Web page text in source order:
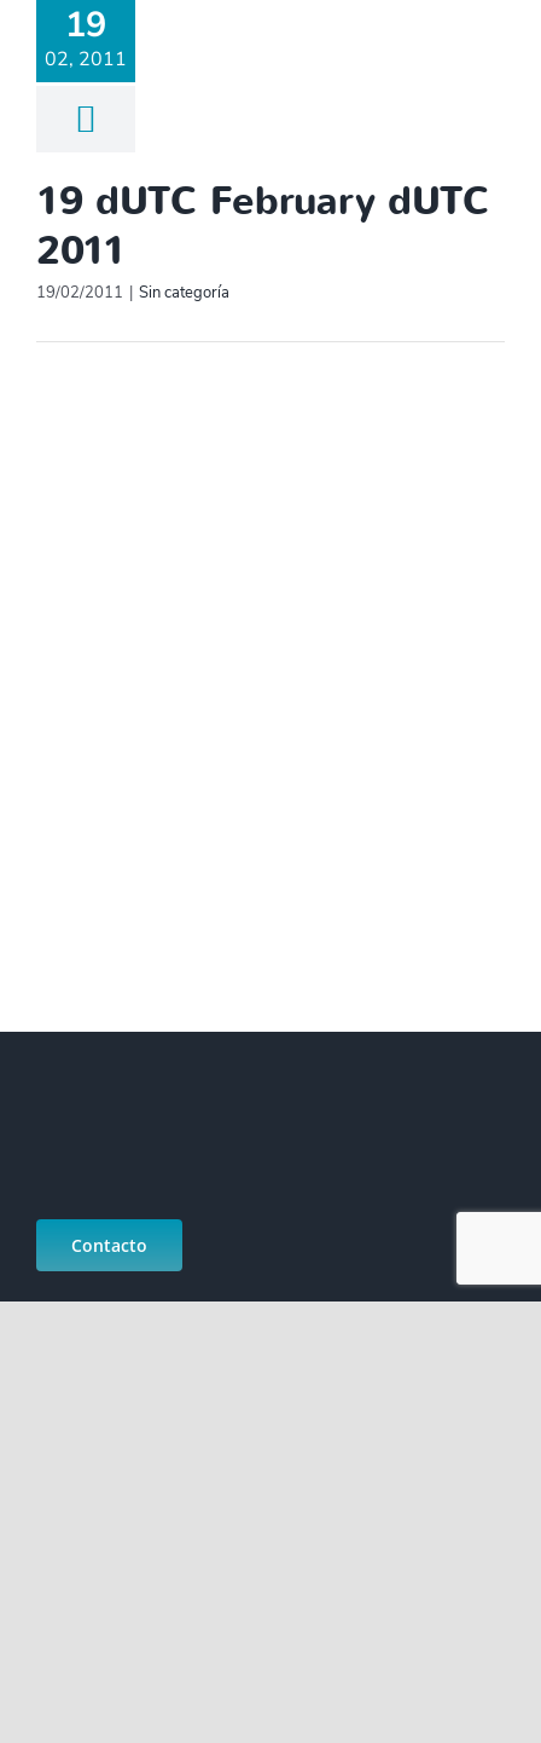
19
02, 2011
19 dUTC February dUTC
2011
19/02/2011 | Sin categoría
Contacto